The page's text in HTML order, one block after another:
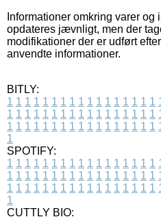
Informationer omkring varer og
opdateres jævnligt, men der
modifikationer der er udført
anvendte informationer.
BITLY:
1 1 1 1 1 1 1 1 1 1 1 1 1 1 1 1 1
1 1 1 1 1 1 1 1 1 1 1 1 1 1 1 1 1
1 1 1 1 1 1 1 1 1 1 1 1 1 1 1 1 1
1
SPOTIFY:
1 1 1 1 1 1 1 1 1 1 1 1 1 1 1 1 1
1 1 1 1 1 1 1 1 1 1 1 1 1 1 1 1 1
1 1 1 1 1 1 1 1 1 1 1 1 1 1 1 1 1
1
CUTTLY BIO: